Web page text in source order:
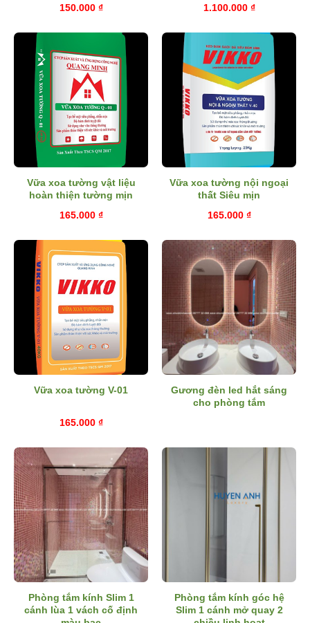
150.000 ₫
1.100.000 ₫
Vữa xoa tường vật liệu
hoàn thiện tường mịn
165.000 ₫
Vữa xoa tường nội ngoại
thất Siêu mịn
165.000 ₫
Vữa xoa tường V-01
165.000 ₫
Gương đèn led hắt sáng
cho phòng tắm
Phòng tắm kính Slim 1
cánh lùa 1 vách cố định
Phòng tắm kính góc hệ
Slim 1 cánh mở quay 2